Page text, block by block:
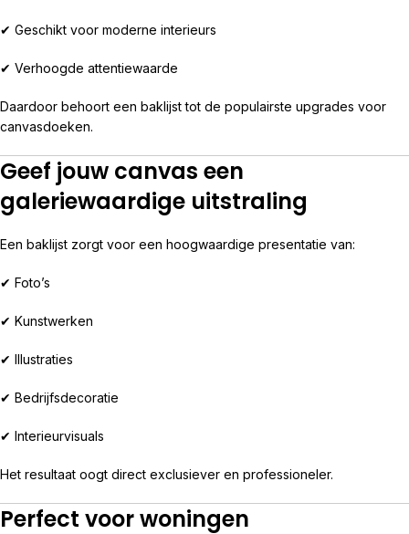
✔ Geschikt voor moderne interieurs
✔ Verhoogde attentiewaarde
Daardoor behoort een baklijst tot de populairste upgrades voor
canvasdoeken.
Geef jouw canvas een
galeriewaardige uitstraling
Een baklijst zorgt voor een hoogwaardige presentatie van:
✔ Foto’s
✔ Kunstwerken
✔ Illustraties
✔ Bedrijfsdecoratie
✔ Interieurvisuals
Het resultaat oogt direct exclusiever en professioneler.
Perfect voor woningen